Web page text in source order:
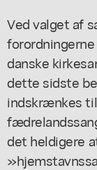
Ved valget af
danske
dette sidste
indskrænkes
det heldigere